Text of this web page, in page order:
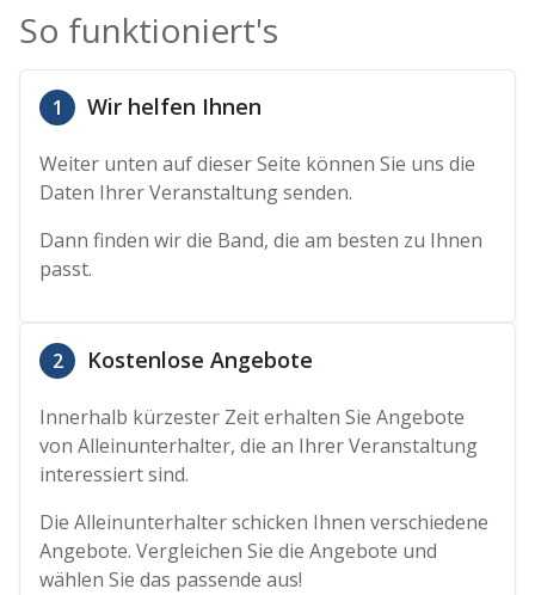
So funktioniert's
1 Wir helfen Ihnen
Weiter unten auf dieser Seite können Sie uns die
Daten Ihrer Veranstaltung senden.
Dann finden wir die Band, die am besten zu Ihnen
passt.
2 Kostenlose Angebote
Innerhalb kürzester Zeit erhalten Sie Angebote
von Alleinunterhalter, die an Ihrer Veranstaltung
interessiert sind.
Die Alleinunterhalter schicken Ihnen verschiedene
Angebote. Vergleichen Sie die Angebote und
wählen Sie das passende aus!